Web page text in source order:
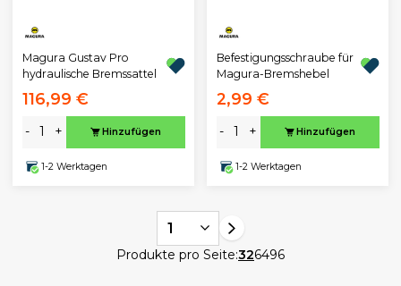
Magura Gustav Pro
hydraulische Bremssattel
116,99 €
- + Hinzufügen
1-2 Werktagen
Befestigungsschraube für
Magura-Bremshebel
2,99 €
- + Hinzufügen
1-2 Werktagen
1
Produkte pro Seite:326496